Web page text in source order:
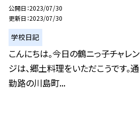
公開日 2023/07/30
更新日 2023/07/30
学校日記
こんにちは。今日の鶴ニっ子チャレン
ジは、郷土料理をいただこうです。通
勤路の川島町...